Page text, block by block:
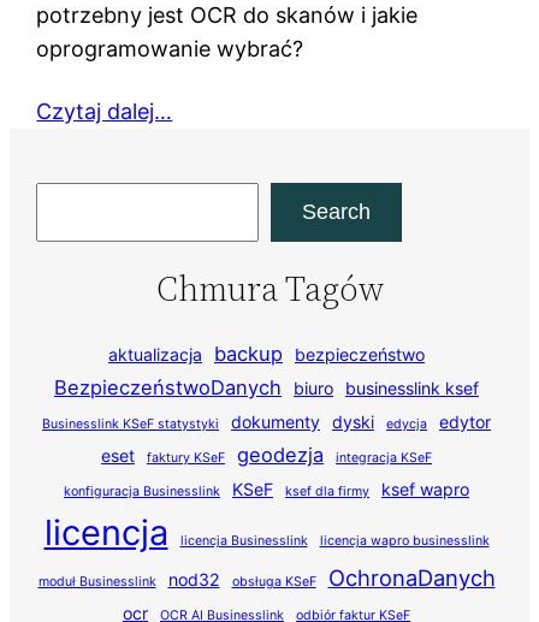
potrzebny jest OCR do skanów i jakie
oprogramowanie wybrać?
Czytaj dalej…
Search
Chmura Tagów
aktualizacja backup bezpieczeństwo
BezpieczeństwoDanych biuro businesslink ksef
Businesslink KSeF statystyki dokumenty dyski edycja
edytor
eset
faktury KSeF geodezja integracja KSeF
konfiguracja Businesslink KSeF ksef dla firmy ksef wapro
licencja licencja Businesslink licencja wapro businesslink
moduł Businesslink nod32 obsługa KSeF OchronaDanych
ocr OCR AI Businesslink odbiór faktur KSeF